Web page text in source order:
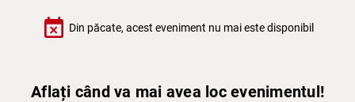
event_busy Din păcate, acest eveniment nu mai este disponibil
Aflați când va mai avea loc evenimentul!